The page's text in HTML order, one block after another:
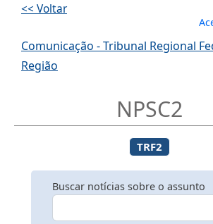
<< Voltar
Comunicação - Tribunal Regional
Região
NPSC2
TRF2
Buscar notícias sobre o assunto